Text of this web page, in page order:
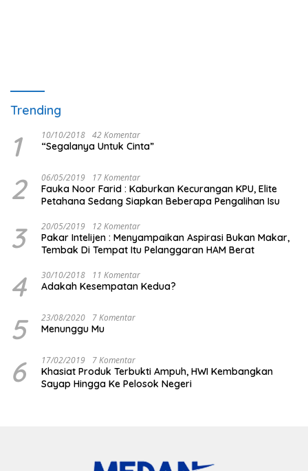
Trending
1 10/10/2018 42 Komentar
“Segalanya Untuk Cinta”
2 06/05/2019 17 Komentar
Fauka Noor Farid : Kaburkan Kecurangan KPU, Elite
Petahana Sedang Siapkan Beberapa Pengalihan Isu
3 20/05/2019 12 Komentar
Pakar Intelijen : Menyampaikan Aspirasi Bukan Makar,
Tembak Di Tempat Itu Pelanggaran HAM Berat
4 30/10/2018 11 Komentar
Adakah Kesempatan Kedua?
5 23/08/2020 7 Komentar
Menunggu Mu
6 17/02/2019 7 Komentar
Khasiat Produk Terbukti Ampuh, HWI Kembangkan
Sayap Hingga Ke Pelosok Negeri